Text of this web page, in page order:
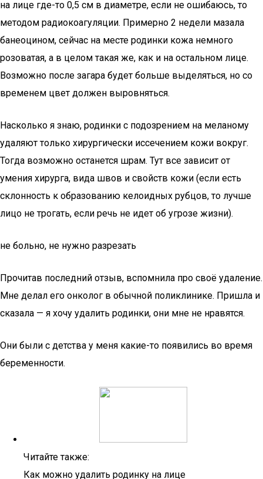
на лице где-то 0,5 см в диаметре, если не ошибаюсь, то
методом радиокоагуляции. Примерно 2 недели мазала
банеоцином, сейчас на месте родинки кожа немного
розоватая, а в целом такая же, как и на остальном лице.
Возможно после загара будет больше выделяться, но со
временем цвет должен выровняться.
Насколько я знаю, родинки с подозрением на меланому
удаляют только хирургически иссечением кожи вокруг.
Тогда возможно останется шрам. Тут все зависит от
умения хирурга, вида швов и свойств кожи (если есть
склонность к образованию келоидных рубцов, то лучше
лицо не трогать, если речь не идет об угрозе жизни).
не больно, не нужно разрезать
Прочитав последний отзыв, вспомнила про своё удаление.
Мне делал его онколог в обычной поликлинике. Пришла и
сказала — я хочу удалить родинки, они мне не нравятся.
Они были с детства у меня какие-то появились во время
беременности.
Читайте также:
Как можно удалить родинку на лице